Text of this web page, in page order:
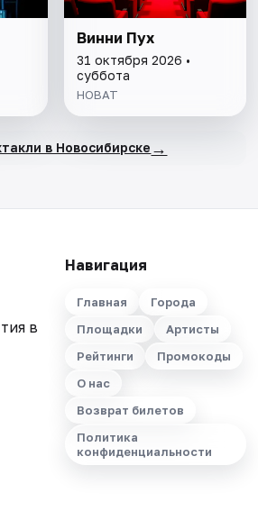
Винни Пух
31 октября 2026 •
суббота
НОВАТ
в Новосибирске →
в
Навигация
Главная
Города
Площадки
Артисты
Рейтинги
Промокоды
О нас
Возврат билетов
Политика
конфиденциальности